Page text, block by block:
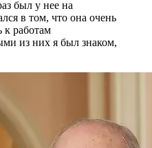
был у нее на
в том, что она очень
к работам
из них я был знаком,